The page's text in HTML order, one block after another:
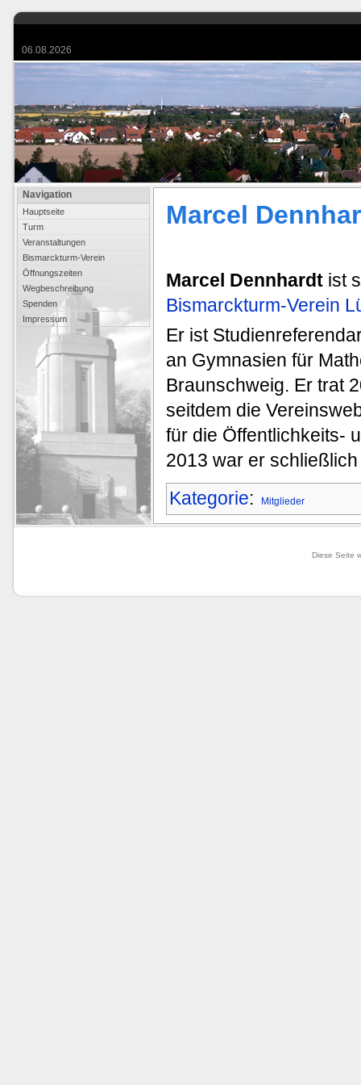
06.08.2026
Navigation
Hauptseite
Turm
Veranstaltungen
Bismarckturm-Verein
Öffnungszeiten
Wegbeschreibung
Spenden
Impressum
Marcel
Marcel Dennhardtist
Bismarckturm-Verein
Er ist
an Gymnasien für
Braunschweig. Er trat
seitdem die
für die Öffentlichkeits-
2013 war er
Kategorie: Mitglieder
Diese Seite